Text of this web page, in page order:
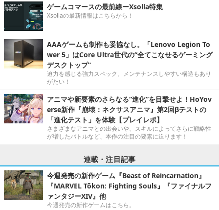
ゲームコマースの最前線ーXsolla特集
Xsollaの最新情報はこちらから！
AAAゲームも制作も妥協なし。「Lenovo Legion To
wer 5」はCore Ultra世代の“全てこなせるゲーミング
デスクトップ”
迫力を感じる強力スペック。メンテナンスしやすい構造もあり
がたい！
アニマや新要素のさらなる“進化”を目撃せよ！HoYov
erse新作『崩壊：ネクサスアニマ』第2回βテストの
「進化テスト」を体験【プレイレポ】
さまざまなアニマとの出会いや、スキルによってさらに戦略性
が増したバトルなど、本作の注目の要素に迫ります！
連載・注目記事
今週発売の新作ゲーム『Beast of Reincarnation』
『MARVEL Tōkon: Fighting Souls』『ファイナルフ
ァンタジーXIV』他
今週発売の新作ゲームはこちら。